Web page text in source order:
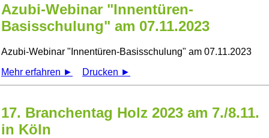
Azubi-Webinar "Innentüren-
Basisschulung" am 07.11.2023
Azubi-Webinar Innentüren-Basisschulung
am 07.11.2023
Mehr erfahren ►
Drucken ►
17. Branchentag Holz 2023 am 7./8.11.
in Köln